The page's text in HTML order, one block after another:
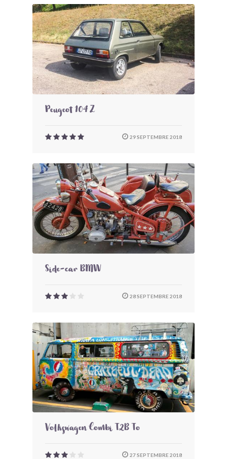
Peugeot 104 Z
29 SEPTEMBRE 2018
Side-car BMW
28 SEPTEMBRE 2018
Volkswagen Combi T2B To
27 SEPTEMBRE 2018